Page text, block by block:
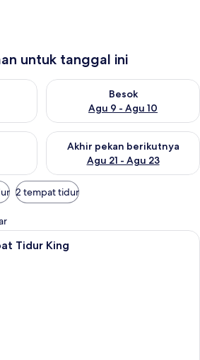
untuk tanggal ini
malam ini Agu 8 - Agu 9
Besok
Agu 9 - Agu 10
Periksa ketersediaan untuk
akhir pekan ini Agu 14 - Agu 16
Akhir pekan berikutnya
Agu 21 - Agu 23
Periksa ketersediaan untuk
2 tempat tidur
Kamar Double, 1 Tempat Tidur King
Tidur King